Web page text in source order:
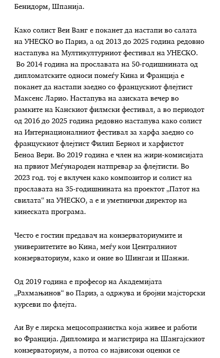
Бенидорм, Шпанија.
Како солист Веи Ванг е поканет да настапи во салата
на УНЕСКО во Париз, а од 2013 до 2025 година редовно
настапува на Мултикултурниот фестивал на УНЕСКО.
Во 2014 година на прославата на 50-годишнината од
дипломатските односи помеѓу Кина и Франција е
поканет да настапи заедно со францускиот флејтист
Максенс Ларио. Настапува на азиската вечер во
рамките на Канскиот филмски фестивал, а во периодот
од 2016 до 2025 година редовно настапува како солист
на Интернационалниот фестивал за харфа заедно со
францускиот флејтист Филип Бернол и харфистот
Беноа Вери. Во 2019 година е член на жири-комисијата
на првиот Меѓународен натпревар за флејтисти. Во
2023 год. тој е вклучен како композитор и солист на
прославата на 35-годишнината на проектот „Патот на
свилата“ на УНЕСКО, а е и уметнички директор на
кинеската програма.
Често е гостин предавач на конзерваториумите и
универзитетите во Кина, меѓу кои Централниот
конзерваториум, како и оние во Шингаи и Шанжи.
Од 2019 година е професор на Академијата
„Рахмањинов“ во Париз, а одржува и бројни мајсторски
курсеви по флејта.
Аи Ву е лирска мецосопранистка која живее и работи
во Франција. Дипломира и магистрира на Шангајскиот
конзерваториум, а потоа со највисоки оценки се